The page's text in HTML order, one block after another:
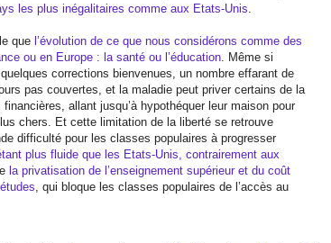
les plus inégalitaires comme aux Etats-Unis
que l’évolution de ce que nous considérons comme des
ou en Europe : la santé ou l’éducation . Même si
corrections bienvenues, un nombre effarant de
pas couvertes, et la maladie peut priver certains de la
allant jusqu’à hypothéquer leur maison pour
chers. Et cette limitation de la liberté se retrouve
difficulté pour les classes populaires à progresser
plus fluide que les Etats-Unis, contrairement aux
la privatisation de l’enseignement supérieur et du coût
, qui bloque les classes populaires de l’accès au